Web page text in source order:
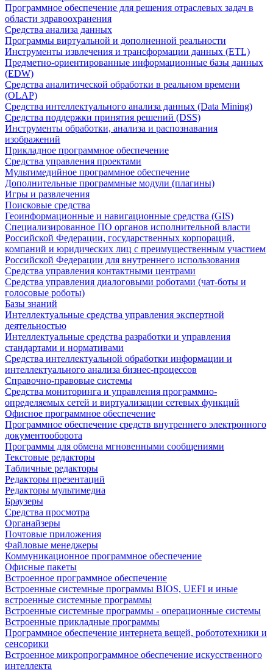
Программное обеспечение для решения отраслевых задач в
области здравоохранения
Средства анализа данных
Программы виртуальной и дополненной реальности
Инструменты извлечения и трансформации данных (ETL)
Предметно-ориентированные информационные базы данных
(EDW)
Средства аналитической обработки в реальном времени
(OLAP)
Средства интеллектуального анализа данных (Data Mining)
Средства поддержки принятия решений (DSS)
Инструменты обработки, анализа и распознавания
изображений
Прикладное программное обеспечение
Средства управления проектами
Мультимедийное программное обеспечение
Дополнительные программные модули (плагины)
Игры и развлечения
Поисковые средства
Геоинформационные и навигационные средства (GIS)
Специализированное ПО органов исполнительной власти
Российской Федерации, государственных корпораций,
компаний и юридических лиц с преимущественным участием
Российской Федерации для внутреннего использования
Средства управления контактными центрами
Средства управления диалоговыми роботами (чат-боты и
голосовые роботы)
Базы знаний
Интеллектуальные средства управления экспертной
деятельностью
Интеллектуальные средства разработки и управления
стандартами и нормативами
Средства интеллектуальной обработки информации и
интеллектуального анализа бизнес-процессов
Справочно-правовые системы
Средства мониторинга и управления программно-
определяемых сетей и виртуализации сетевых функций
Офисное программное обеспечение
Программное обеспечение средств внутреннего электронного
документооборота
Программы для обмена мгновенными сообщениями
Текстовые редакторы
Табличные редакторы
Редакторы презентаций
Редакторы мультимедиа
Браузеры
Средства просмотра
Органайзеры
Почтовые приложения
Файловые менеджеры
Коммуникационное программное обеспечение
Офисные пакеты
Встроенное программное обеспечение
Встроенные системные программы BIOS, UEFI и иные
встроенные системные программы
Встроенные системные программы - операционные системы
Встроенные прикладные программы
Программное обеспечение интернета вещей, робототехники и
сенсорики
Встроенное микропрограммное обеспечение искусственного
интеллекта